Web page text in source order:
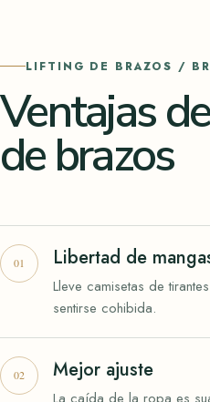
LIFTING DE BRAZOS /
Ventajas
de brazos
Libertad de
Lleve camisetas de
sentirse cohibida.
Mejor ajuste